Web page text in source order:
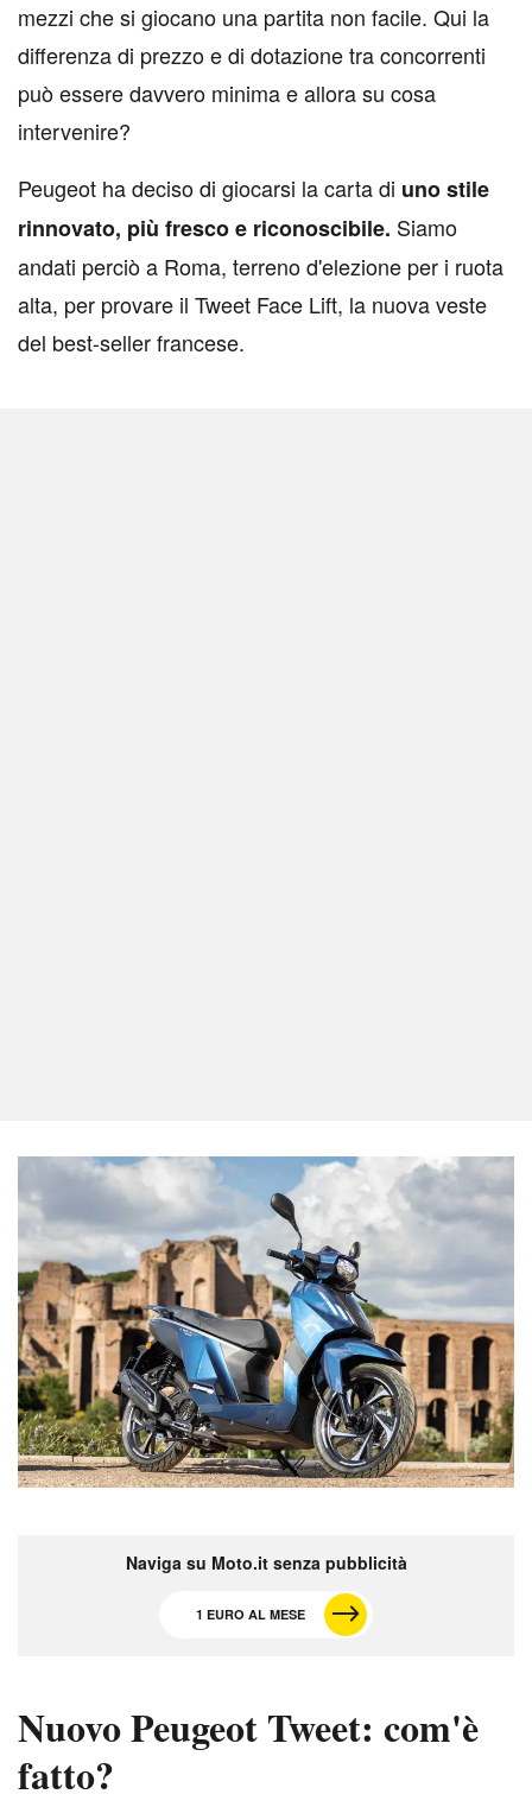
mezzi che si giocano una partita non facile. Qui la
differenza di prezzo e di dotazione tra concorrenti
può essere davvero minima e allora su cosa
intervenire?
Peugeot ha deciso di giocarsi la carta di uno stile
rinnovato, più fresco e riconoscibile. Siamo
andati perciò a Roma, terreno d'elezione per i ruota
alta, per provare il Tweet Face Lift, la nuova veste
del best-seller francese.
Naviga su Moto.it senza pubblicità
1 EURO AL MESE
Nuovo Peugeot Tweet: com'è
fatto?